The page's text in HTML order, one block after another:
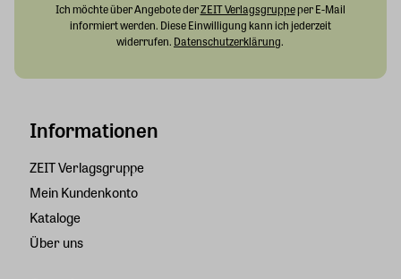
Informationen
ZEIT Verlagsgruppe
Mein Kundenkonto
Kataloge
Über uns
Ich möchte über Angebote derZEIT Verlagsgruppeper E-Mail
informiert werden. Diese Einwilligung kann ich jederzeit
widerrufen. Datenschutzerklärung.